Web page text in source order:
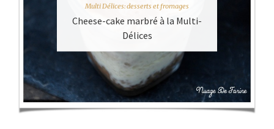
Multi Délices: desserts et fromages
Cheese-cake marbré à la Multi-
Délices